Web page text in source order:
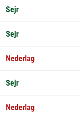
Sejr
Sejr
Nederlag
Sejr
Nederlag